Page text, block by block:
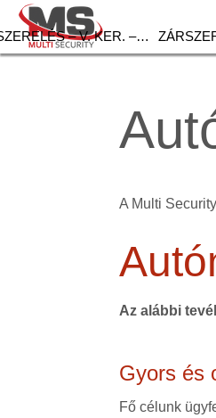
– V. KER. –…
A Multi
Az alábbi
Gyors és
Fő célunk